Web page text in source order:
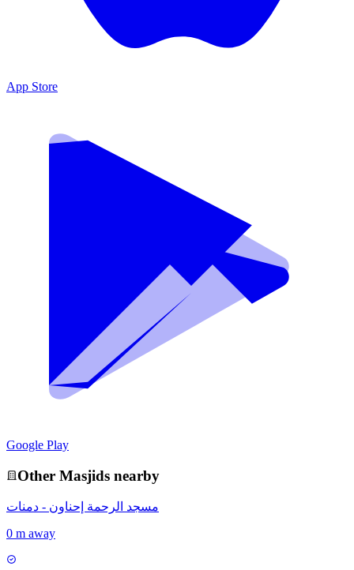
App Store
Google Play
Other Masjids nearby
مسجد الرحمة إحناون - دمنات
0 m away